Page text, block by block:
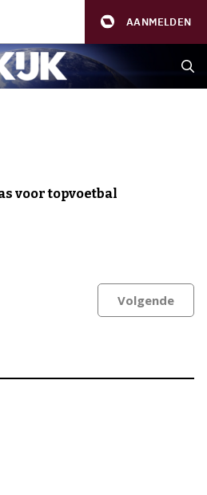
AANMELDEN
voor topvoetbal
Volgende